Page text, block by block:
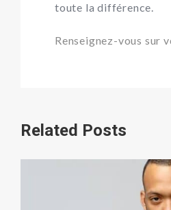
toute la différence.
Renseignez-vous sur
Related Posts